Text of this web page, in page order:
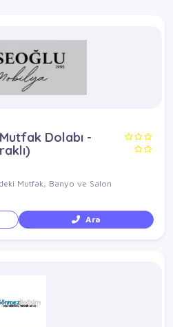
Dolabı -
Mutfak, Banyo ve Salon
Ara